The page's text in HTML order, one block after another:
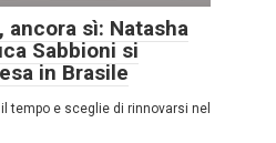
ancora sì: Natasha
Sabbioni si
in Brasile
tempo e sceglie di rinnovarsi nel